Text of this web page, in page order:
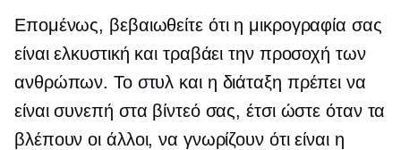
Επομένως, βεβαιωθείτε ότι η μικρογραφία σας
είναι ελκυστική και τραβάει την προσοχή των
ανθρώπων. Το στυλ και η διάταξη πρέπει να
είναι συνεπή στα βίντεό σας, έτσι ώστε όταν τα
βλέπουν οι άλλοι, να γνωρίζουν ότι είναι η